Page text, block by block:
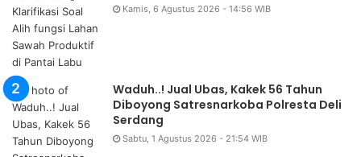
Kamis, 6 Agustus 2026 - 14:56 WIB
Waduh..! Jual Ubas, Kakek 56 Tahun
Diboyong Satresnarkoba Polresta Deli
Serdang
Sabtu, 1 Agustus 2026 - 21:54 WIB